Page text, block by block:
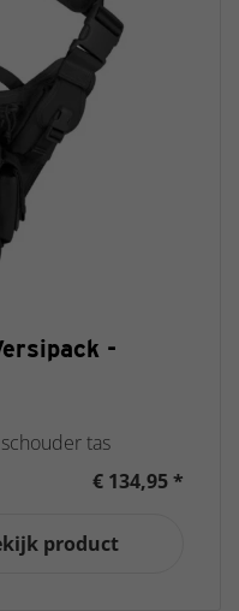
-
tas
€ 134,95 *
product